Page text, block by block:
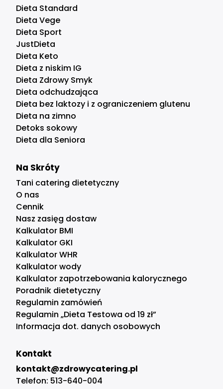
Dieta Standard
Dieta Vege
Dieta Sport
JustDieta
Dieta Keto
Dieta z niskim IG
Dieta Zdrowy Smyk
Dieta odchudzająca
Dieta bez laktozy i z ograniczeniem glutenu
Dieta na zimno
Detoks sokowy
Dieta dla Seniora
Na Skróty
Tani catering dietetyczny
O nas
Cennik
Nasz zasięg dostaw
Kalkulator BMI
Kalkulator GKI
Kalkulator WHR
Kalkulator wody
Kalkulator zapotrzebowania kalorycznego
Poradnik dietetyczny
Regulamin zamówień
Regulamin „Dieta Testowa od 19 zł”
Informacja dot. danych osobowych
Kontakt
kontakt@zdrowycatering.pl
Telefon: 513-640-004